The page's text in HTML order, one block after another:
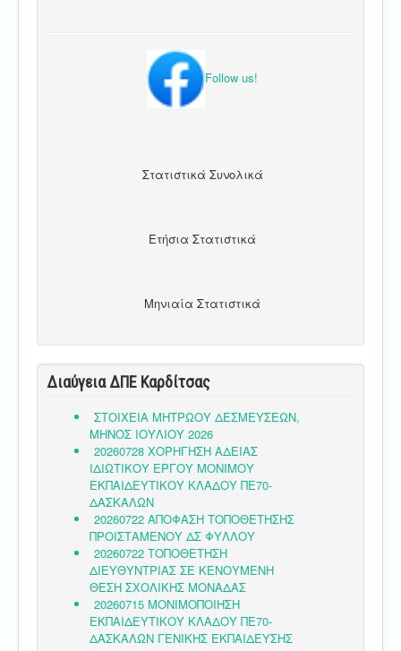
Follow us!
Στατιστικά Συνολικά
Ετήσια Στατιστικά
Μηνιαία Στατιστικά
Διαύγεια ΔΠΕ Καρδίτσας